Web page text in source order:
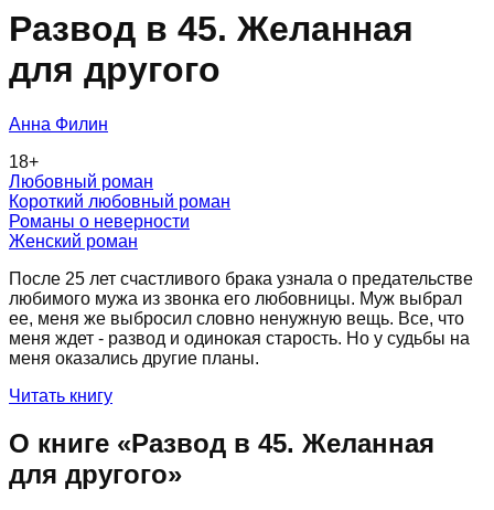
Развод в 45. Желанная
для другого
Анна Филин
18+
Любовный роман
Короткий любовный роман
Романы о неверности
Женский роман
После 25 лет счастливого брака узнала о предательстве
любимого мужа из звонка его любовницы. Муж выбрал
ее, меня же выбросил словно ненужную вещь. Все, что
меня ждет - развод и одинокая старость. Но у судьбы на
меня оказались другие планы.
Читать книгу
О книге «Развод в 45. Желанная
для другого»